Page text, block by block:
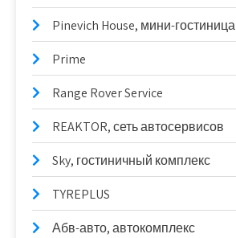
Pinevich House, мини-гостиница
Prime
Range Rover Service
REAKTOR, сеть автосервисов
Sky, гостиничный комплекс
TYREPLUS
Абв-авто, автокомплекс